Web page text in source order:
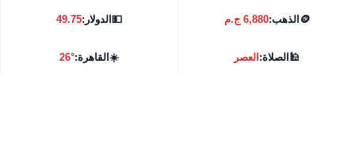
🪙 الذهب:6,880 ج.م 💵الدولار:49.75
🕌الصلاة:العصر ☀️القاهرة:26°